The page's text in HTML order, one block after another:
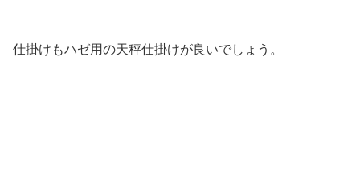
仕掛けもハゼ用の天秤仕掛けが良いでしょう。